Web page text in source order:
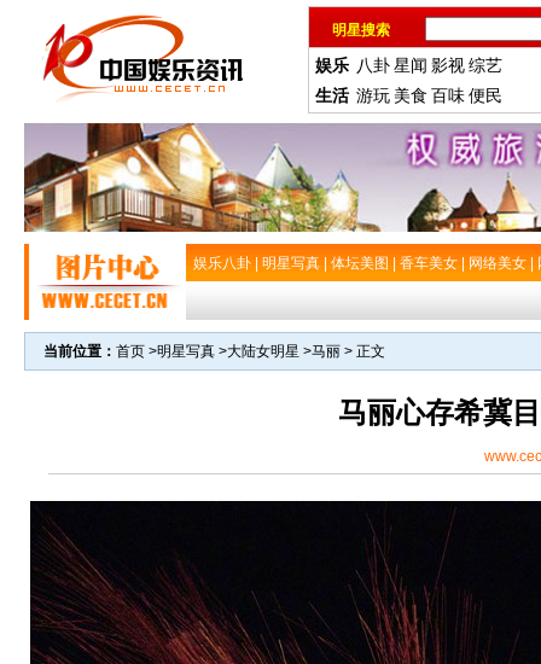
明星搜索
娱乐 八卦星闻 影视综艺
生活 游玩 美食 百味便民
娱乐八卦 明星写真 体坛美图 香车美女 网络美女
当前位置： 首页 >明星写真 >大陆女明星 >马丽 > 正文
马丽心存希冀